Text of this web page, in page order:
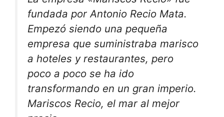
fundada por Antonio Recio Mata.
Empezó siendo una pequeña
empresa que suministraba marisco
a hoteles y restaurantes, pero
poco a poco se ha ido
transformando en un gran imperio.
Mariscos Recio, el mar al mejor